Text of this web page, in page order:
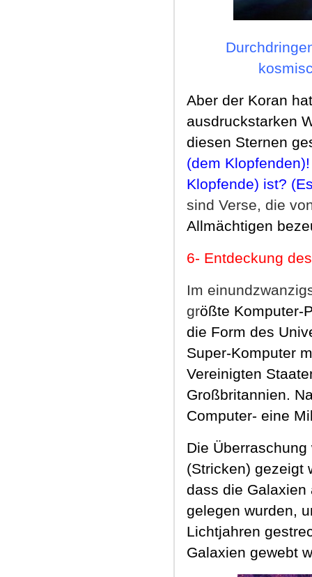
Aber der Koran
ausdruckstarken
diesen Sternen
(dem
Klopfende) ist?
sind Verse, die
Allmächtigen
6- Entdeckung
Im
größte Komputer-
die Form des
Super-Komputer
Vereinigten
Großbritannien.
Computer- eine
Die
(Stricken) gezeigt
dass die Galaxien
gelegen wurden,
Lichtjahren
Galaxien gewebt